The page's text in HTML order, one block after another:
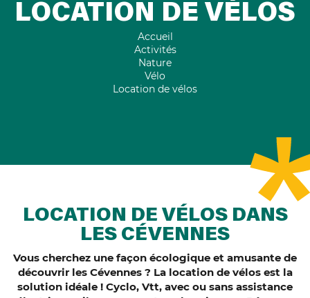
LOCATION DE VÉLOS
Accueil
Activités
Nature
Vélo
Location de vélos
LOCATION DE VÉLOS DANS
LES CÉVENNES
Vous cherchez une façon écologique et amusante de
découvrir les Cévennes ? La location de vélos est la
solution idéale ! Cyclo, Vtt, avec ou sans assistance